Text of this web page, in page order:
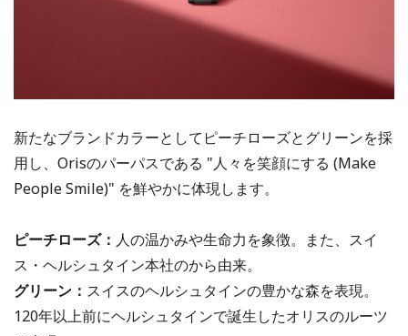
新たなブランドカラーとしてピーチローズとグリーンを採
用し、Orisのパーパスである "人々を笑顔にする (Make
People Smile)" を鮮やかに体現します。
ピーチローズ： 人の温かみや生命力を象徴。また、スイ
ス・ヘルシュタイン本社のから由来。
グリーン： スイスのヘルシュタインの豊かな森を表現。
120年以上前にヘルシュタインで誕生したオリスのルーツ